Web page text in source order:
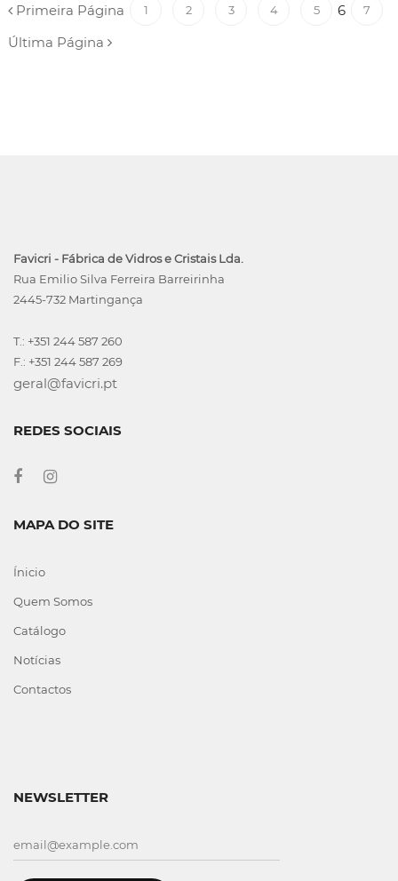
Primeira Página 1 2 3 4 5 6 7
Última Página
Favicri - Fábrica de Vidros e Cristais Lda.
Rua Emilio Silva Ferreira Barreirinha
2445-732 Martingança
T.: +351 244 587 260
F.: +351 244 587 269
geral@favicri.pt
REDES SOCIAIS
MAPA DO SITE
Ínicio
Quem Somos
Catálogo
Notícias
Contactos
NEWSLETTER